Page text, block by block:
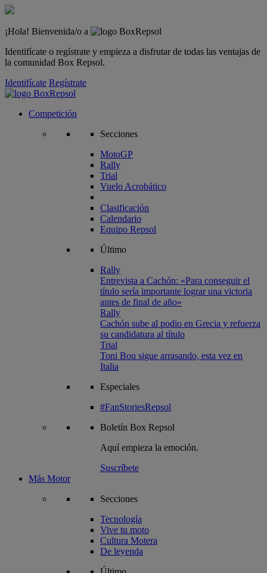
¡Hola! Bienvenida/o a
Identifícate o regístrate y empieza a disfrutar de todas las ventajas de
la comunidad Box Repsol.
Identifícate Regístrate
Competición
Secciones
MotoGP
Rally
Trial
Vuelo Acrobático
Clasificación
Calendario
Equipo Repsol
Último
Rally
Entrevista a Cachón: «Para conseguir el
título sería importante lograr una victoria
antes de final de año»
Rally
Cachón sube al podio en Grecia y refuerza
su candidatura al título
Trial
Toni Bou sigue arrasando, esta vez en
Italia
Especiales
#FanStoriesRepsol
Boletín Box Repsol
Aquí empieza la emoción.
Suscríbete
Más Motor
Secciones
Tecnología
Vive tu moto
Cultura Motera
De leyenda